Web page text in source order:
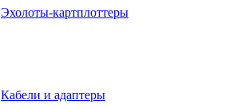
Эхолоты-картплоттеры
Кабели и адаптеры